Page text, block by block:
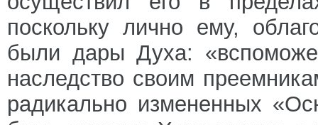
поскольку лично ему,
были дары Духа:
наследство своим
радикально измененных